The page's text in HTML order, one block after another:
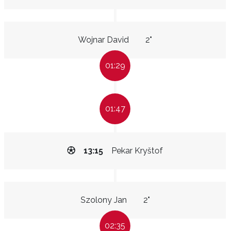
Wojnar David 2"
01:29
01:47
Pekar Kryštof
13:15
Szolony Jan 2"
02:35